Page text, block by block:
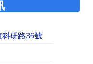
科研路36號